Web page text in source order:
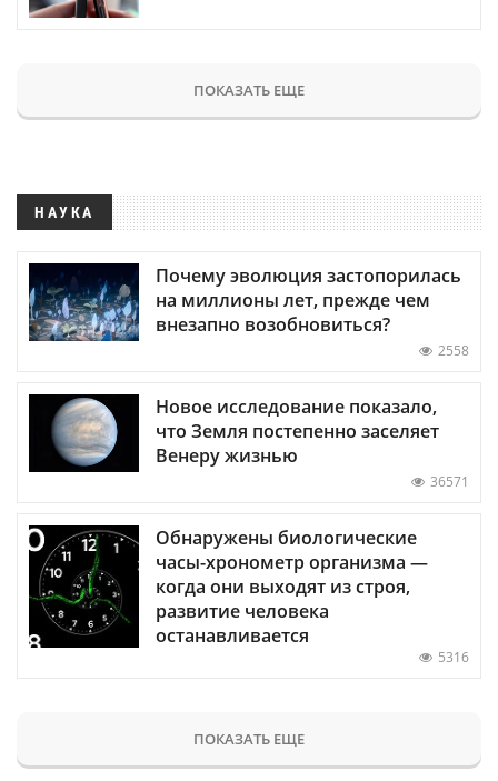
ПОКАЗАТЬ ЕЩЕ
НАУКА
Почему эволюция застопорилась
на миллионы лет, прежде чем
внезапно возобновиться?
2558
Новое исследование показало,
что Земля постепенно заселяет
Венеру жизнью
36571
Обнаружены биологические
часы-хронометр организма —
когда они выходят из строя,
развитие человека
останавливается
5316
ПОКАЗАТЬ ЕЩЕ